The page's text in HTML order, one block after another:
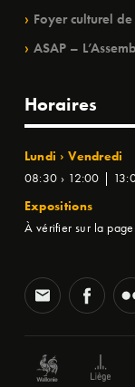
Foyer culturel
ASAP –
Horaires
Lundi › Vendredi
08:30 › 12:00 |
Expositions
À vérifier sur la